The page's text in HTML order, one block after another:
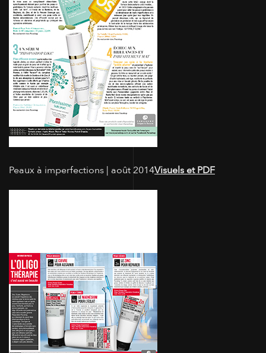
Peaux à imperfections | août 2014Visuels et PDF